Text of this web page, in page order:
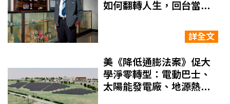
如何翻轉人生，回台當校
詳全文
美《降低通膨法案》促大
學淨零轉型：電動巴士、
太陽能發電廠、地源熱泵